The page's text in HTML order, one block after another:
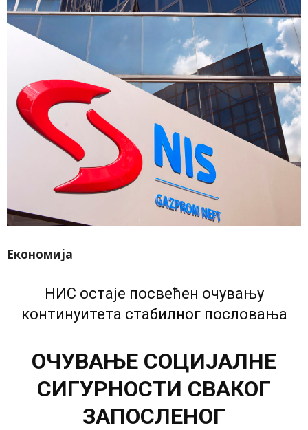
Економија
НИС остаје посвећен очувању
континуитета стабилног пословања
ОЧУВАЊЕ СОЦИЈАЛНЕ
СИГУРНОСТИ СВАКОГ
ЗАПОСЛЕНОГ